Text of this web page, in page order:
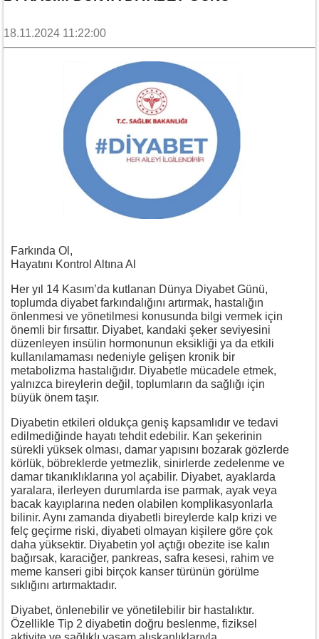
18.11.2024 11:22:00
Farkında Ol,
Hayatını Kontrol Altına Al
Her yıl 14 Kasım’da kutlanan Dünya Diyabet Günü,
toplumda diyabet farkındalığını artırmak, hastalığın
önlenmesi ve yönetilmesi konusunda bilgi vermek için
önemli bir fırsattır. Diyabet, kandaki şeker seviyesini
düzenleyen insülin hormonunun eksikliği ya da etkili
kullanılamaması nedeniyle gelişen kronik bir
metabolizma hastalığıdır. Diyabetle mücadele etmek,
yalnızca bireylerin değil, toplumların da sağlığı için
büyük önem taşır.
Diyabetin etkileri oldukça geniş kapsamlıdır ve tedavi
edilmediğinde hayatı tehdit edebilir. Kan şekerinin
sürekli yüksek olması, damar yapısını bozarak gözlerde
körlük, böbreklerde yetmezlik, sinirlerde zedelenme ve
damar tıkanıklıklarına yol açabilir. Diyabet, ayaklarda
yaralara, ilerleyen durumlarda ise parmak, ayak veya
bacak kayıplarına neden olabilen komplikasyonlarla
bilinir. Aynı zamanda diyabetli bireylerde kalp krizi ve
felç geçirme riski, diyabeti olmayan kişilere göre çok
daha yüksektir. Diyabetin yol açtığı obezite ise kalın
bağırsak, karaciğer, pankreas, safra kesesi, rahim ve
meme kanseri gibi birçok kanser türünün görülme
sıklığını artırmaktadır.
Diyabet, önlenebilir ve yönetilebilir bir hastalıktır.
Özellikle Tip 2 diyabetin doğru beslenme, fiziksel